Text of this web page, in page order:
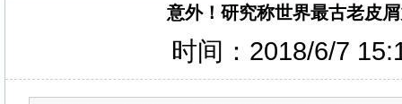
意外！研究称世界最古老皮
时间：2018/6/7